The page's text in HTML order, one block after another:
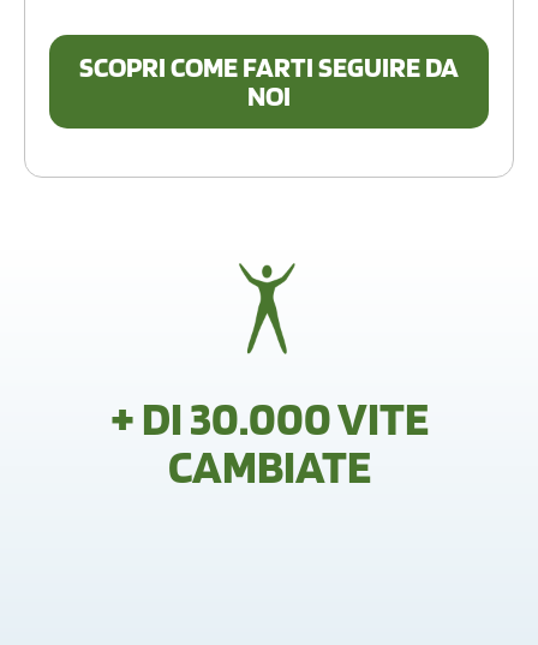
SCOPRI COME FARTI SEGUIRE DA
NOI
+ DI 30.000 VITE
CAMBIATE